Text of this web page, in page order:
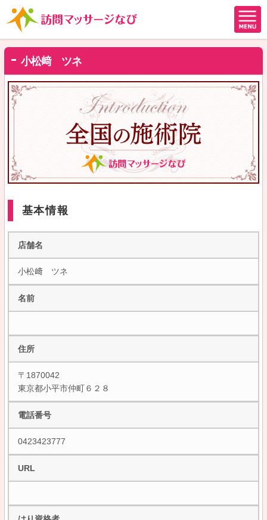
小松﨑 ツネ
基本情報
店舗名
小松﨑 ツネ
名前
住所
〒1870042
東京都小平市仲町６２８
電話番号
0423423777
URL